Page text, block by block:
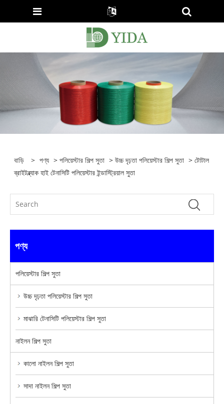
বাড়ি > পণ্য >পলিয়েস্টার শিল্প সুতা >উচ্চ দৃঢ়তা পলিয়েস্টার শিল্প সুতা > টোটাল
ব্রাইটব্ল্যাক হাই টেনাসিটি পলিয়েস্টার ইন্ডাস্ট্রিয়াল সুতা
পণ্য
পলিয়েস্টার শিল্প সুতা
উচ্চ দৃঢ়তা পলিয়েস্টার শিল্প সুতা
মাঝারি টেনাসিটি পলিয়েস্টার শিল্প সুতা
নাইলন শিল্প সুতা
কালো নাইলন শিল্প সুতা
সাদা নাইলন শিল্প সুতা